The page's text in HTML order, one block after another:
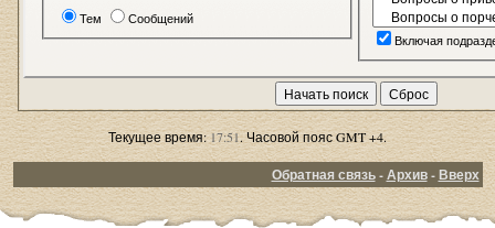
Тем Сообщений
Включая
Текущее время:17:51. Часовой пояс GMT +4.
Обратная связь-Архив-Вверх